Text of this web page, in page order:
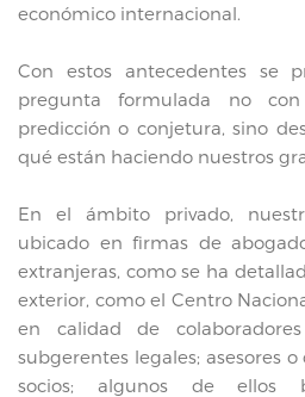
económico internacional.
Con estos antecedentes se
pregunta formulada no
predicción o conjetura, sino
qué están haciendo nuestros
En el ámbito privado,
ubicado en firmas de
extranjeras, como se ha
exterior, como el Centro
en calidad de
subgerentes legales; asesores
socios; algunos de ellos